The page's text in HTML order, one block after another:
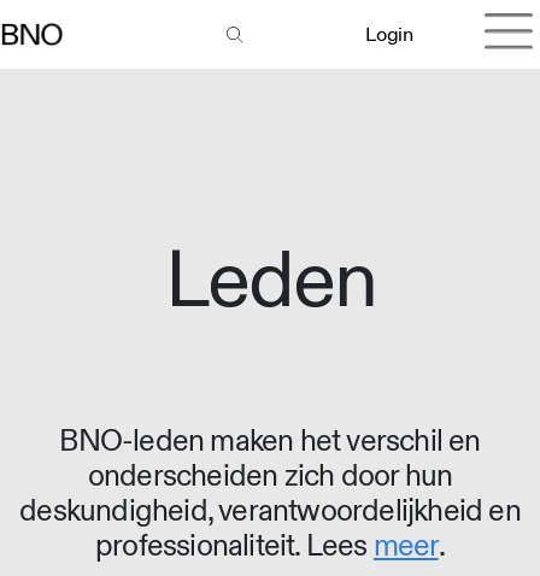
Login
Leden
BNO-leden maken het verschil en
onderscheiden zich door hun
deskundigheid, verantwoordelijkheid en
professionaliteit. Lees meer.